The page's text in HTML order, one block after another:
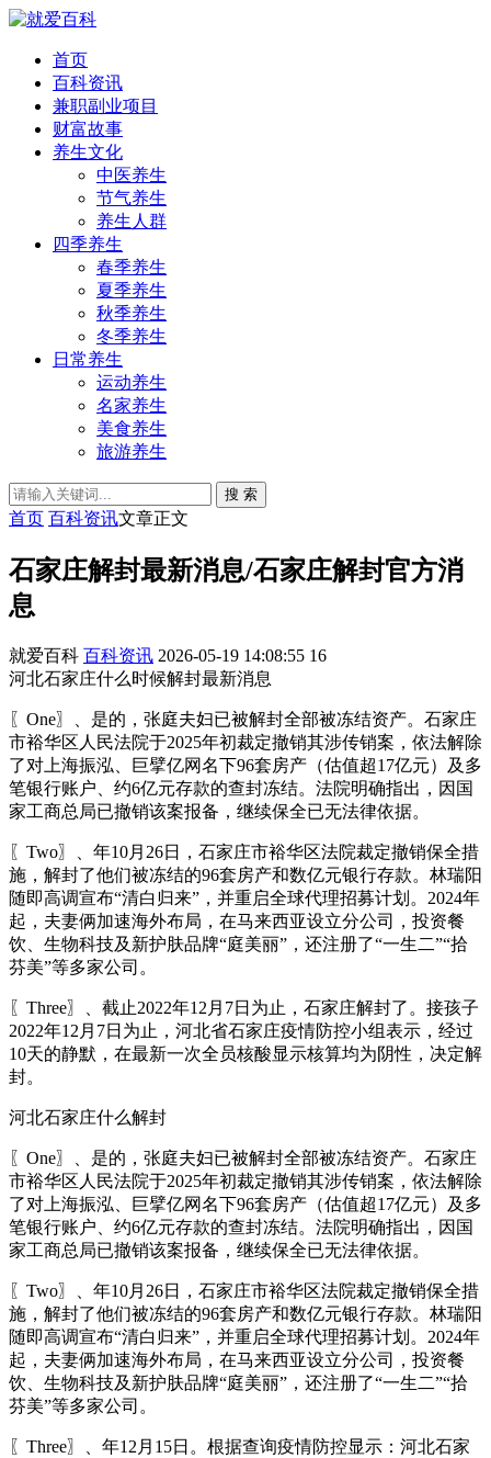
首页
百科资讯
兼职副业项目
财富故事
养生文化
中医养生
节气养生
养生人群
四季养生
春季养生
夏季养生
秋季养生
冬季养生
日常养生
运动养生
名家养生
美食养生
旅游养生
搜 索
首页 百科资讯文章正文
石家庄解封最新消息/石家庄解封官方消
息
就爱百科 百科资讯 2026-05-19 14:08:55 16
河北石家庄什么时候解封最新消息
〖One〗、是的，张庭夫妇已被解封全部被冻结资产。石家庄
市裕华区人民法院于2025年初裁定撤销其涉传销案，依法解除
了对上海振泓、巨擘亿网名下96套房产（估值超17亿元）及多
笔银行账户、约6亿元存款的查封冻结。法院明确指出，因国
家工商总局已撤销该案报备，继续保全已无法律依据。
〖Two〗、年10月26日，石家庄市裕华区法院裁定撤销保全措
施，解封了他们被冻结的96套房产和数亿元银行存款。林瑞阳
随即高调宣布“清白归来”，并重启全球代理招募计划。2024年
起，夫妻俩加速海外布局，在马来西亚设立分公司，投资餐
饮、生物科技及新护肤品牌“庭美丽”，还注册了“一生二”“拾
芬美”等多家公司。
〖Three〗、截止2022年12月7日为止，石家庄解封了。接孩子
2022年12月7日为止，河北省石家庄疫情防控小组表示，经过
10天的静默，在最新一次全员核酸显示核算均为阴性，决定解
封。
河北石家庄什么解封
〖One〗、是的，张庭夫妇已被解封全部被冻结资产。石家庄
市裕华区人民法院于2025年初裁定撤销其涉传销案，依法解除
了对上海振泓、巨擘亿网名下96套房产（估值超17亿元）及多
笔银行账户、约6亿元存款的查封冻结。法院明确指出，因国
家工商总局已撤销该案报备，继续保全已无法律依据。
〖Two〗、年10月26日，石家庄市裕华区法院裁定撤销保全措
施，解封了他们被冻结的96套房产和数亿元银行存款。林瑞阳
随即高调宣布“清白归来”，并重启全球代理招募计划。2024年
起，夫妻俩加速海外布局，在马来西亚设立分公司，投资餐
饮、生物科技及新护肤品牌“庭美丽”，还注册了“一生二”“拾
芬美”等多家公司。
〖Three〗、年12月15日。根据查询疫情防控显示：河北石家